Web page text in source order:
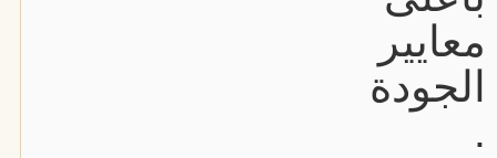
معايير
الجودة
.